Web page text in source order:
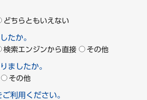
どちらともいえない
たか。
検索エンジンから直接 その他
ましたか。
その他
ご利用ください。